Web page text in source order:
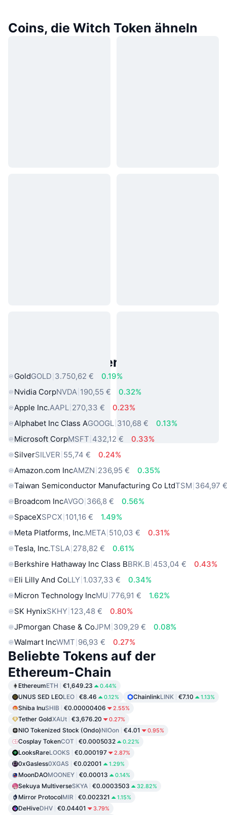
Coins, die Witch Token ähneln
Beliebte reale Vermögenswerte
GoldGOLD 3.750,62 €
0.19%
Nvidia CorpNVDA 190,55 €
0.32%
Apple Inc.AAPL 270,33 €
0.23%
Alphabet Inc Class AGOOGL 310,68 €
0.13%
Microsoft CorpMSFT 432,12 €
0.33%
SilverSILVER 55,74 €
0.24%
Amazon.com IncAMZN 236,95 €
0.35%
Taiwan Semiconductor Manufacturing Co LtdTSM 364,97
Broadcom IncAVGO 366,8 €
0.56%
SpaceXSPCX 101,16 €
1.49%
Meta Platforms, Inc.META 510,03 €
0.31%
Tesla, Inc.TSLA 278,82 €
0.61%
Berkshire Hathaway Inc Class BBRK.B 453,04 €
0.43%
Eli Lilly And CoLLY 1.037,33 €
0.34%
Micron Technology IncMU 776,91 €
1.62%
SK HynixSKHY 123,48 €
0.80%
JPmorgan Chase & CoJPM 309,29 €
0.08%
Walmart IncWMT 96,93 € 0.27%
Beliebte Tokens auf der
Ethereum-Chain
EthereumETH €1,649.23 0.44%
UNUS SED LEOLEO €8.46 0.12% ChainlinkLINK €7.10 1.13%
Shiba InuSHIB €0.00000406 2.55%
Tether GoldXAUt €3,676.20 0.27%
NIO Tokenized Stock (Ondo)NIOon €4.01 0.95%
Cosplay TokenCOT €0.0005032 0.22%
LooksRareLOOKS €0.000197 2.87%
0xGasless0XGAS €0.02001 1.29%
MoonDAOMOONEY €0.00013 0.14%
Sekuya MultiverseSKYA €0.0003503 32.82%
Mirror ProtocolMIR €0.002321 1.15%
DeHiveDHV €0.04401 3.79%